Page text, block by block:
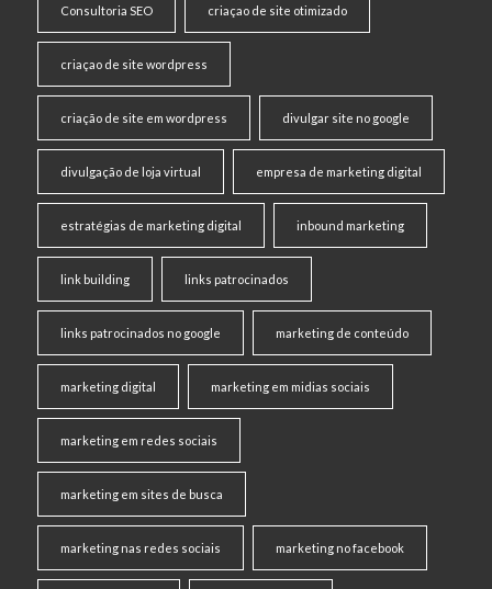
Consultoria SEO criaçao de site otimizado
criaçao de site wordpress
criação de site em wordpress divulgar site no google
divulgação de loja virtual empresa de marketing digital
estratégias de marketing digital inbound marketing
link building links patrocinados
links patrocinados no google marketing de conteúdo
marketing digital marketing em midias sociais
marketing em redes sociais
marketing em sites de busca
marketing nas redes sociais marketing no facebook